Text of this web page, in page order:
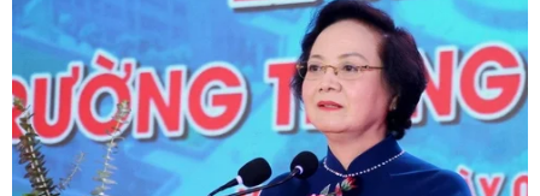
Về miền bình yên của vùng biển
Kyoto
05/08/2026 14:53